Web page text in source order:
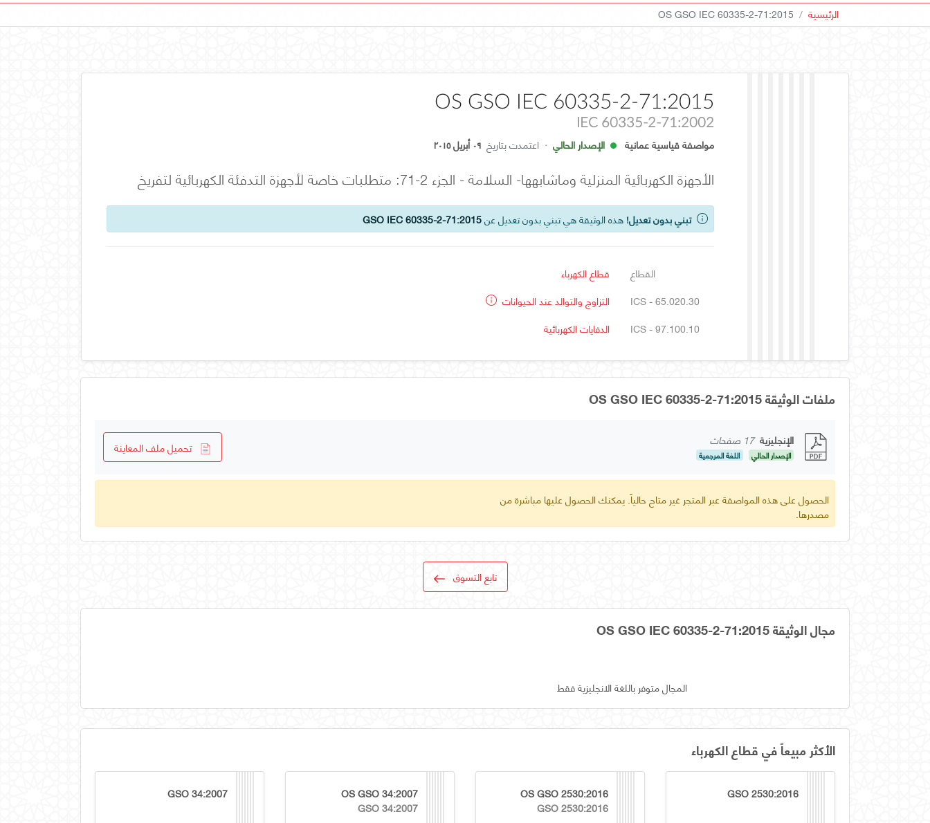
الرئيسية OS GSO IEC 60335-2-71:2015
OS GSO IEC 60335-2-71:2015
IEC 60335-2-71:2002
مواصفة قياسية عمانية الإصدار الحالي · اعتمدت بتاريخ ٠٩ أبريل ٢٠١٥
الأجهزة الكهربائية المنزلية وماشابهها- السلامة - الجزء 2-71: متطلبات خاصة لأجهزة التدفئة الكهربائية لتفريخ
تبني بدون تعديل! هذه الوثيقة هي تبني بدون تعديل عنGSO IEC 60335-2-71:2015
القطاع
قطاع الكهرباء
ICS - 65.020.30
التزاوج والتوالد عند الحيوانات
ICS - 97.100.10
الدفايات الكهربائية
ملفات الوثيقة OS GSO IEC 60335-2-71:2015
الإنجليزية 17 صفحات
الإصدار الحالي اللغة المرجعية تحميل ملف المعاينة
الحصول على هذه المواصفة عبر المتجر غير متاح حالياً. يمكنك الحصول عليها مباشرة من
مصدرها.
تابع التسوق
مجال الوثيقة OS GSO IEC 60335-2-71:2015
المجال متوفر باللغة الانجليزية فقط
الأكثر مبيعاً في قطاع الكهرباء
GSO 2530:2016
OS GSO 2530:2016
GSO 2530:2016
OS GSO 34:2007
GSO 34:2007
GSO 34:2007